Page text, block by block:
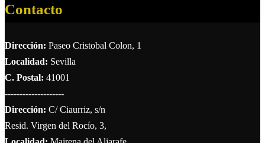
Contacto
Dirección: Paseo Cristobal Colon, 1
Localidad: Sevilla
C. Postal: 41001
--------------------
Dirección: C/ Ciaurriz, s/n
Resid. Virgen del Rocío, 3,